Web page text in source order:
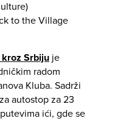
to the Village
Srbiju je
radom
Kluba. Sadrži
autostop za 23
ići, gde se